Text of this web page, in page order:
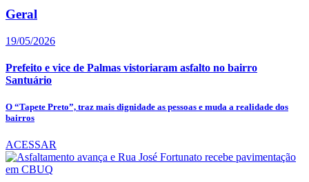
Geral
19/05/2026
Prefeito e vice de Palmas vistoriaram asfalto no bairro
Santuário
O “Tapete Preto”, traz mais dignidade as pessoas e muda a realidade dos
bairros
ACESSAR